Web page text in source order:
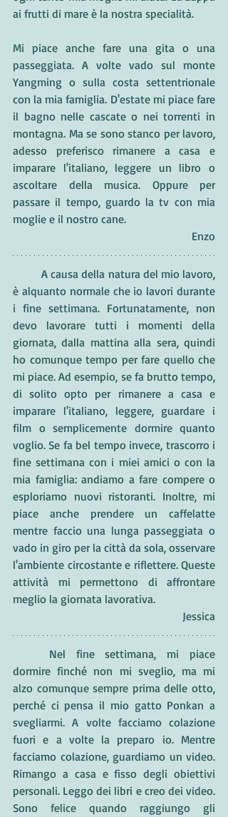
ai frutti di mare è la nostra specialità.
Mi piace anche fare una gita o una
passeggiata. A volte vado sul monte
Yangming o sulla costa settentrionale
con la mia famiglia. D'estate mi piace fare
il bagno nelle cascate o nei torrenti in
montagna. Ma se sono stanco per lavoro,
adesso preferisco rimanere a casa e
imparare l'italiano, leggere un libro o
ascoltare della musica. Oppure per
passare il tempo, guardo la tv con mia
moglie e il nostro cane.
Enzo
	A causa della natura del mio lavoro,
è alquanto normale che io lavori durante
i fine settimana. Fortunatamente, non
devo lavorare tutti i momenti della
giornata, dalla mattina alla sera, quindi
ho comunque tempo per fare quello che
mi piace. Ad esempio, se fa brutto tempo,
di solito opto per rimanere a casa e
imparare l'italiano, leggere, guardare i
film o semplicemente dormire quanto
voglio. Se fa bel tempo invece, trascorro i
fine settimana con i miei amici o con la
mia famiglia: andiamo a fare compere o
esploriamo nuovi ristoranti. Inoltre, mi
piace anche prendere un caffelatte
mentre faccio una lunga passeggiata o
vado in giro per la città da sola, osservare
l'ambiente circostante e riflettere. Queste
attività mi permettono di affrontare
meglio la giornata lavorativa.
Jessica
Nel fine settimana, mi piace
dormire finché non mi sveglio, ma mi
alzo comunque sempre prima delle otto,
perché ci pensa il mio gatto Ponkan a
svegliarmi. A volte facciamo colazione
fuori e a volte la preparo io. Mentre
facciamo colazione, guardiamo un video.
Rimango a casa e fisso degli obiettivi
personali. Leggo dei libri e creo dei video.
Sono felice quando raggiungo gli